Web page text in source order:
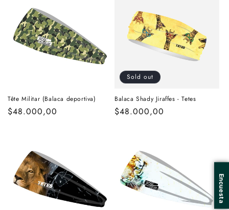
Tête Militar (Balaca deportiva)
Regular
$48.000,00
Sold out
Balaca Shady Jiraffes - Tetes
Regular
$48.000,00